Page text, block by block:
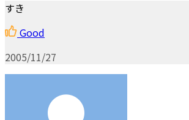
すき
Good
2005/11/27